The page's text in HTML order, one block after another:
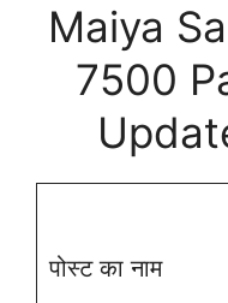
Maiya
7500
पोस्ट का नाम